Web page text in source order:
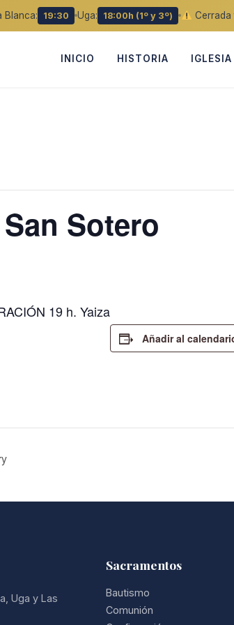
Blanca: 19:30 Uga: 18:00h (1º y 3º) Cerrada
INICIO HISTORIA IGLESIA
Sotero
19 h. Yaiza
Añadir al
Uga y Las
Sacramentos
Bautismo
Comunión